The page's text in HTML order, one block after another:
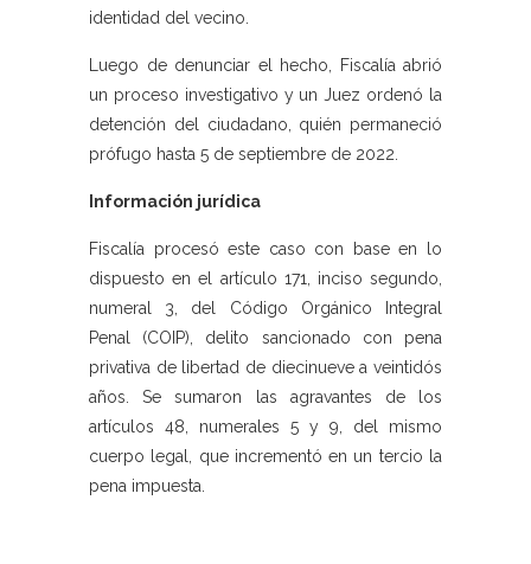
identidad del vecino.
Luego de denunciar el hecho, Fiscalía abrió
un proceso investigativo y un Juez ordenó la
detención del ciudadano, quién permaneció
prófugo hasta 5 de septiembre de 2022.
Información jurídica
Fiscalía procesó este caso con base en lo
dispuesto en el artículo 171, inciso segundo,
numeral 3, del Código Orgánico Integral
Penal (COIP), delito sancionado con pena
privativa de libertad de diecinueve a veintidós
años. Se sumaron las agravantes de los
artículos 48, numerales 5 y 9, del mismo
cuerpo legal, que incrementó en un tercio la
pena impuesta.